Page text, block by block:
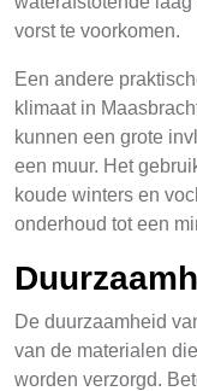
vorst te voorkomen.
Een andere
klimaat in
kunnen een grote
een muur. Het
koude winters en
onderhoud tot een
De duurzaamheid
van de materialen
worden verzorgd.